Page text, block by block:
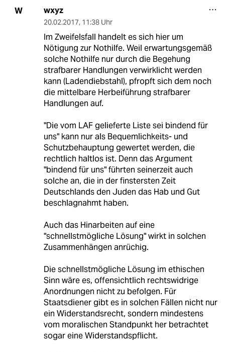
W wxyz
20.02.2017, 11:38 Uhr
Im Zweifelsfall handelt es sich hier um
Nötigung zur Nothilfe. Weil erwartungsgemäß
solche Nothilfe nur durch die Begehung
strafbarer Handlungen verwirklicht werden
kann (Ladendiebstahl), pfropft sich dem noch
die mittelbare Herbeiführung strafbarer
Handlungen auf.
"Die vom LAF gelieferte Liste sei bindend für
uns" kann nur als Bequemlichkeits- und
Schutzbehauptung gewertet werden, die
rechtlich haltlos ist. Denn das Argument
"bindend für uns" führten seinerzeit auch
solche an, die in der finstersten Zeit
Deutschlands den Juden das Hab und Gut
beschlagnahmt haben.
Auch das Hinarbeiten auf eine
"schnellstmögliche Lösung" wirkt in solchen
Zusammenhängen anrüchig.
Die schnellstmögliche Lösung im ethischen
Sinn wäre es, offensichtlich rechtswidrige
Anordnungen nicht zu befolgen. Für
Staatsdiener gibt es in solchen Fällen nicht nur
ein Widerstandsrecht, sondern mindestens
vom moralischen Standpunkt her betrachtet
sogar eine Widerstandspflicht.